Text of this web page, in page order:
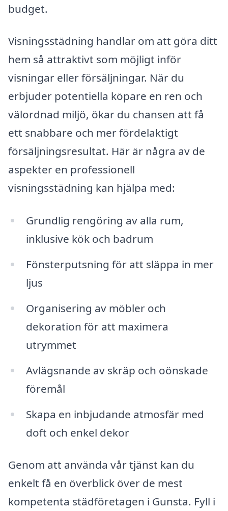
budget.
Visningsstädning handlar om att göra ditt
hem så attraktivt som möjligt inför
visningar eller försäljningar. När du
erbjuder potentiella köpare en ren och
välordnad miljö, ökar du chansen att få
ett snabbare och mer fördelaktigt
försäljningsresultat. Här är några av de
aspekter en professionell
visningsstädning kan hjälpa med:
Grundlig rengöring av alla rum,
inklusive kök och badrum
Fönsterputsning för att släppa in mer
ljus
Organisering av möbler och
dekoration för att maximera
utrymmet
Avlägsnande av skräp och oönskade
föremål
Skapa en inbjudande atmosfär med
doft och enkel dekor
Genom att använda vår tjänst kan du
enkelt få en överblick över de mest
kompetenta städföretagen i Gunsta. Fyll i